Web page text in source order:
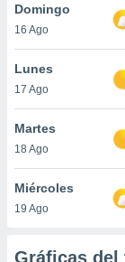
similares
como
sitio
de
traten tus
en
interés
su
Domingo
16 Ago
Lunes
17 Ago
Martes
18 Ago
Miércoles
19 Ago
Gráficas del